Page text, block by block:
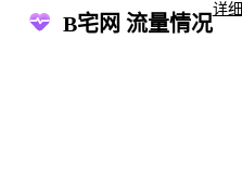
B宅网 流量情况
详细